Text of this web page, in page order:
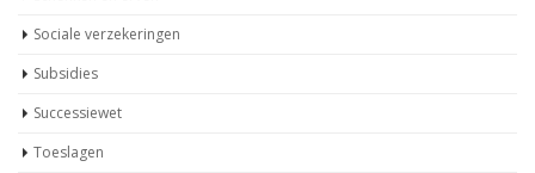
Sociale verzekeringen
Subsidies
Successiewet
Toeslagen